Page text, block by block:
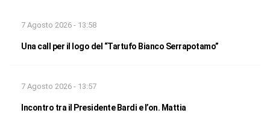
7 Agosto 2026 - 13:58
Una call per il logo del “Tartufo Bianco Serrapotamo”
7 Agosto 2026 - 13:57
Incontro tra il Presidente Bardi e l’on. Mattia